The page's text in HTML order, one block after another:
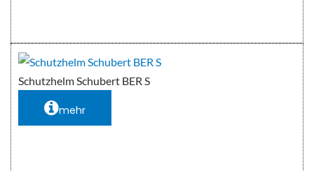
Schutzhelm Schubert BER S
mehr